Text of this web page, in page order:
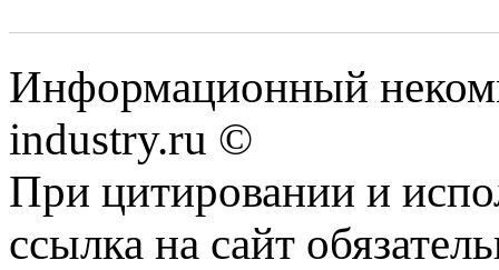
Информационный
industry.ru ©
При цитировании и
ссылка на сайт